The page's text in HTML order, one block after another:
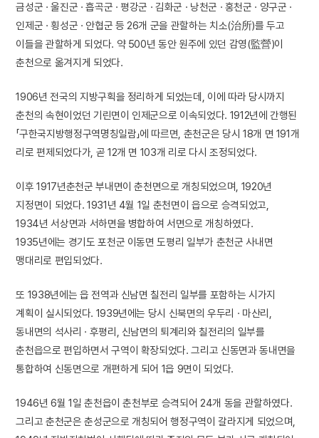
금성군 · 울진군 · 흡곡군 · 평강군 · 김화군 · 낭천군 · 홍천군 · 양구군 ·
인제군 · 횡성군 · 안협군 등 26개 군을 관할하는 치소(治所)를 두고
이들을 관할하게 되었다. 약 500년 동안 원주에 있던 감영(監營)이
춘천으로 옮겨지게 되었다.
1906년 전국의 지방구획을 정리하게 되었는데, 이에 따라 당시까지
춘천의 속현이었던 기린면이 인제군으로 이속되었다. 1912년에 간행된
「구한국지방행정구역명칭일람」에 따르면, 춘천군은 당시 18개 면 191개
리로 편제되었다가, 곧 12개 면 103개 리로 다시 조정되었다.
이후 1917년춘천군 부내면이 춘천면으로 개칭되었으며, 1920년
지정면이 되었다. 1931년 4월 1일 춘천면이 읍으로 승격되었고,
1934년 서상면과 서하면을 병합하여 서면으로 개칭하였다.
1935년에는 경기도 포천군 이동면 도평리 일부가 춘천군 사내면
맹대리로 편입되었다.
또 1938년에는 읍 전역과 신남면 칠전리 일부를 포함하는 시가지
계획이 실시되었다. 1939년에는 당시 신북면의 우두리 · 마산리,
동내면의 석사리 · 후평리, 신남면의 퇴계리와 칠전리의 일부를
춘천읍으로 편입하면서 구역이 확장되었다. 그리고 신동면과 동내면을
통합하여 신동면으로 개편하게 되어 1읍 9면이 되었다.
1946년 6월 1일 춘천읍이 춘천부로 승격되어 24개 동을 관할하였다.
그리고 춘천군은 춘성군으로 개칭되어 행정구역이 갈라지게 되었으며,